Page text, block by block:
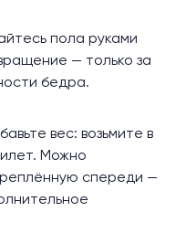
пола руками
— только за
бедра.
вес: возьмите в
Можно
спереди —